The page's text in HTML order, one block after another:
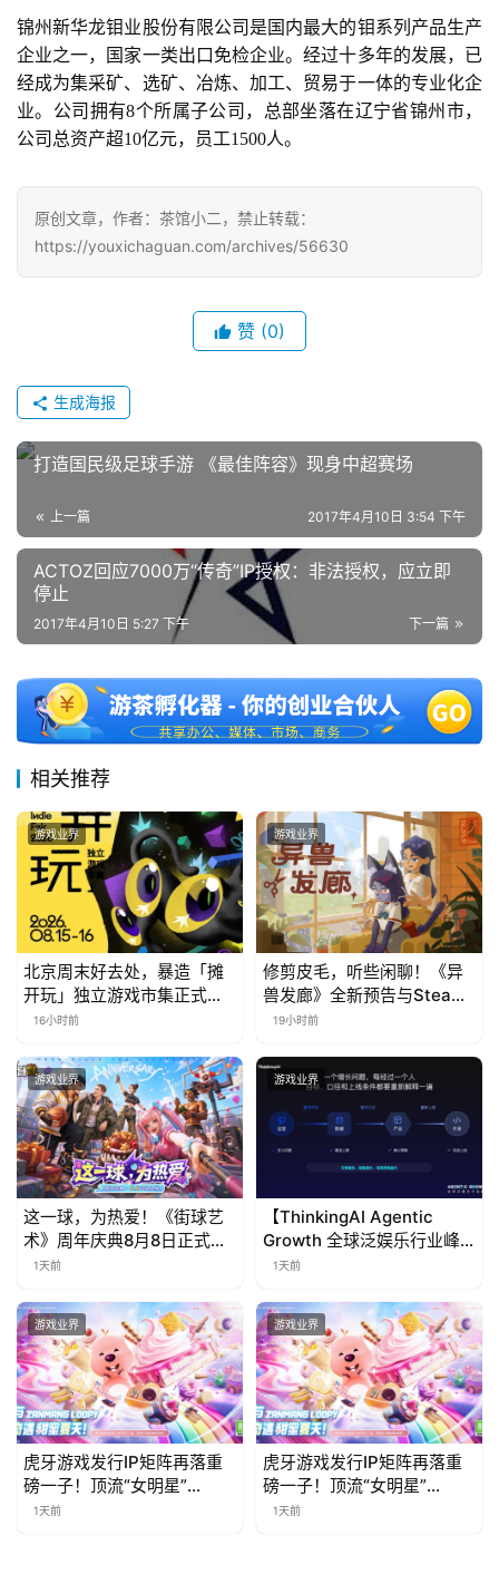
月
3
0
日
对
接
会
海
站
文
中
国
锦州新华龙钼业股份有限公司是国内最大的钼系列产品生产
企业之一，国家一类出口免检企业。经过十多年的发展，已
经成为集采矿、选矿、冶炼、加工、贸易于一体的专业化企
业。公司拥有8个所属子公司，总部坐落在辽宁省锦州市，
公司总资产超10亿元，员工1500人。
原创文章，作者：茶馆小二，禁止转载：
https://youxichaguan.com/archives/56630
赞 (0)
生成海报
打造国民级足球手游 《最佳阵容》现身中超赛场
上一篇 2017年4月10日 3:54 下午
ACTOZ回应7000万“传奇”IP授权：非法授权，应立即
停止
下一篇
2017年4月10日 5:27 下午
相关推荐
游戏业界
北京周末好去处，暴造「摊
开玩」独立游戏市集正式开
票！
16小时前
游戏业界
修剪皮毛，听些闲聊！《异
兽发廊》全新预告与Steam
免费试玩公开
19小时前
游戏业界
这一球，为热爱！《街球艺
术》周年庆典8月8日正式上
线，多重福利与全新内容同
1天前
游戏业界
【ThinkingAI Agentic
Growth 全球泛娱乐行业峰
会】Agent 时代，人到底负
1天前
游戏业界
虎牙游戏发行IP矩阵再落重
磅一子！顶流“女明星”
ZANMANG LOOPY 正版3D
1天前
游戏业界
虎牙游戏发行IP矩阵再落重
磅一子！顶流“女明星”
ZANMANG LOOPY 正版3D
1天前